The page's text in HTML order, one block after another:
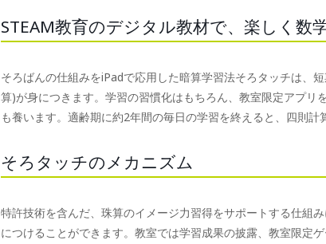
STEAM教育のデジタル教材で、楽しく数
そろばんの仕組みをiPadで応用した暗算学習法そろタッチは、
算)が身につきます。学習の習慣化はもちろん、教室限定アプリ
も養います。適齢期に約2年間の毎日の学習を終えると、四則計
そろタッチのメカニズム
特許技術を含んだ、珠算のイメージ力習得をサポートする仕組
につけることができます。教室では学習成果の披露、教室限定